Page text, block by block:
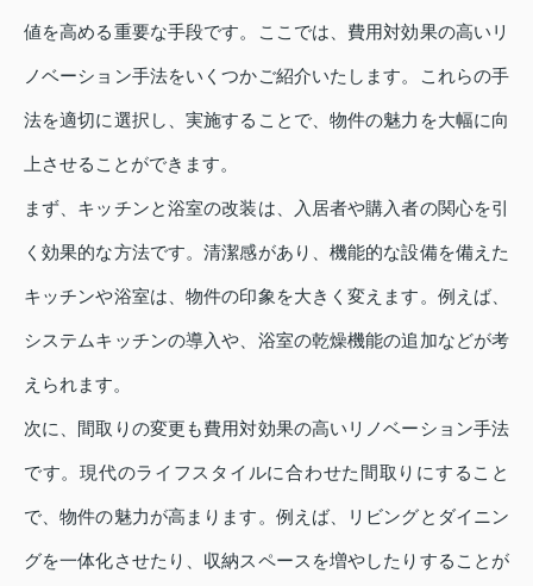
値を高める重要な手段です。ここでは、費用対効果の高いリ
ノベーション手法をいくつかご紹介いたします。これらの手
法を適切に選択し、実施することで、物件の魅力を大幅に向
上させることができます。
まず、キッチンと浴室の改装は、入居者や購入者の関心を引
く効果的な方法です。清潔感があり、機能的な設備を備えた
キッチンや浴室は、物件の印象を大きく変えます。例えば、
システムキッチンの導入や、浴室の乾燥機能の追加などが考
えられます。
次に、間取りの変更も費用対効果の高いリノベーション手法
です。現代のライフスタイルに合わせた間取りにすること
で、物件の魅力が高まります。例えば、リビングとダイニン
グを一体化させたり、収納スペースを増やしたりすることが